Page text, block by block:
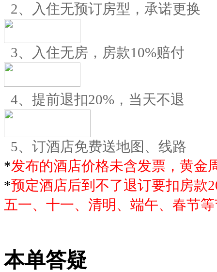
2、入住无预订房型，承诺更换
3、入住无房，房款10%赔付
4、提前退扣20%，当天不退
5、订酒店免费送地图、线路
*发布的酒店价格未含发票，黄金
*预定酒店后到不了退订要扣房款
五一、十一、清明、端午、春节
本单答疑